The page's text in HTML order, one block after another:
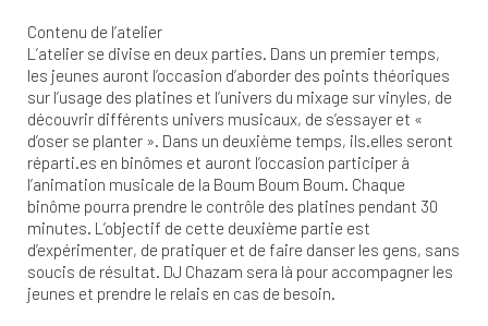
Contenu de l’atelier
L’atelier se divise en deux parties. Dans un premier temps,
les jeunes auront l’occasion d’aborder des points théoriques
sur l’usage des platines et l’univers du mixage sur vinyles, de
découvrir différents univers musicaux, de s’essayer et «
d’oser se planter ». Dans un deuxième temps, ils.elles seront
réparti.es en binômes et auront l’occasion participer à
l’animation musicale de la Boum Boum Boum. Chaque
binôme pourra prendre le contrôle des platines pendant 30
minutes. L’objectif de cette deuxième partie est
d’expérimenter, de pratiquer et de faire danser les gens, sans
soucis de résultat. DJ Chazam sera là pour accompagner les
jeunes et prendre le relais en cas de besoin.